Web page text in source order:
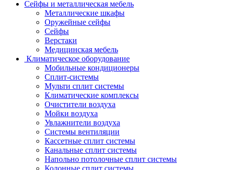
Сейфы и металлическая мебель
Металлические шкафы
Оружейные сейфы
Сейфы
Верстаки
Медицинская мебель
Климатическое оборудование
Мобильные кондиционеры
Сплит-системы
Мульти сплит системы
Климатические комплексы
Очистители воздуха
Мойки воздуха
Увлажнители воздуха
Системы вентиляции
Кассетные сплит системы
Канальные сплит системы
Напольно потолочные сплит системы
Колонные сплит системы